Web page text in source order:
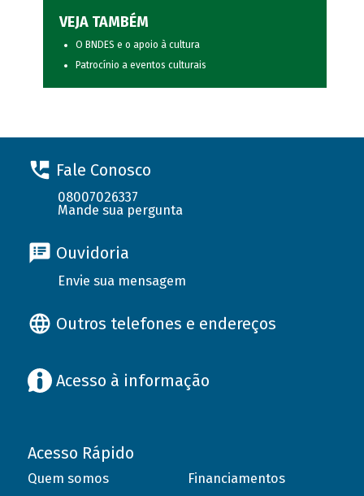
VEJA TAMBÉM
O BNDES e o apoio à cultura
Patrocínio a eventos culturais
Fale Conosco
08007026337
Mande sua pergunta
Ouvidoria
Envie sua mensagem
Outros telefones e endereços
Acesso à informação
Acesso Rápido
Quem somos
Financiamentos